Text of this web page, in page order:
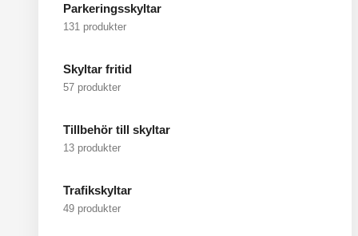
Parkeringsskyltar
131 produkter
Skyltar fritid
57 produkter
Tillbehör till skyltar
13 produkter
Trafikskyltar
49 produkter